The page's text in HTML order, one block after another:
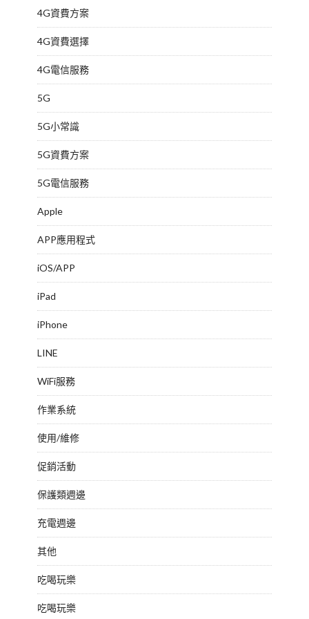
4G資費方案
4G資費選擇
4G電信服務
5G
5G小常識
5G資費方案
5G電信服務
Apple
APP應用程式
iOS/APP
iPad
iPhone
LINE
WiFi服務
作業系統
使用/維修
促銷活動
保護類週邊
充電週邊
其他
吃喝玩樂
吃喝玩樂